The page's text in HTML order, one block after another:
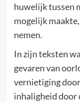
huwelijk tussen
mogelijk
nemen.
In zijn teksten
gevaren van
vernietiging
inhaligheid door